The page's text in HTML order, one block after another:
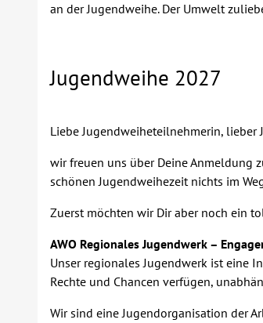
an der Jugendweihe. Der Umwelt
Jugendweihe 2027
Liebe Jugendweiheteilnehmerin, lieber
wir freuen uns über Deine Anmeldung
schönen Jugendweihezeit nichts im
Zuerst möchten wir Dir aber noch ein
AWO Regionales Jugendwerk –
Unser regionales Jugendwerk ist eine
Rechte und Chancen verfügen,
Wir sind eine Jugendorganisation der